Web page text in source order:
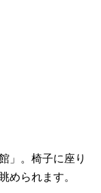
」。椅子に座り
められます。